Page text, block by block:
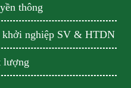
thông
nghiệp SV & HTDN
lượng